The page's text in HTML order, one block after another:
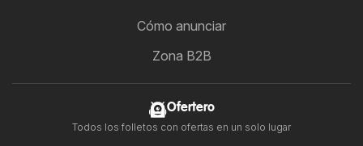
Cómo anunciar
Zona B2B
Ofertero
Todos los folletos con ofertas en un solo lugar